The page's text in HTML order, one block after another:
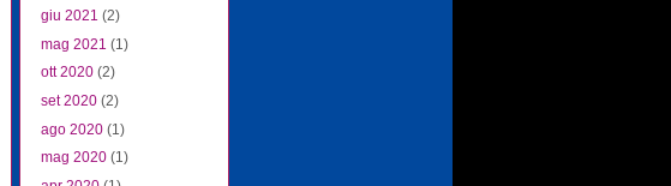
giu 2021 (2)
mag 2021 (1)
ott 2020 (2)
set 2020 (2)
ago 2020 (1)
mag 2020 (1)